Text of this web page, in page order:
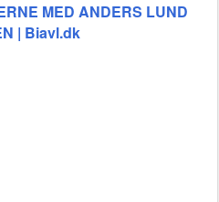
MED ANDERS LUND
| Biavl.dk